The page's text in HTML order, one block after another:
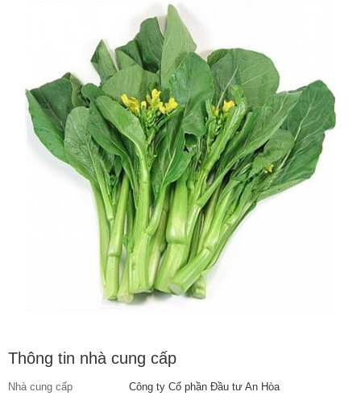
Thông tin nhà cung cấp
Nhà cung cấp
Công ty Cổ phần Đầu tư An Hòa